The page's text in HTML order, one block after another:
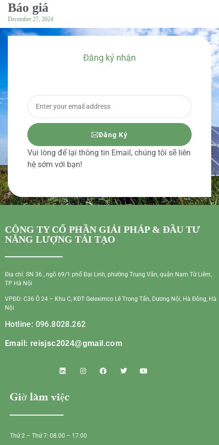
Báo giá
December 27, 2024
Đăng ký nhận
Đăng Ký
Vui lòng để lại thông tin Email, chúng tôi sẽ liên
hệ sớm với bạn!
CÔNG TY CỔ PHẦN GIẢI PHÁP & ĐẦU TƯ
NĂNG LƯỢNG TÁI TẠO
Địa chỉ: SN 36 , ngõ 69/1 phố Đại Linh, phường Trung Văn, quận Nam Từ Liêm,
TP Hà Nội
VPĐD: C36 Ô 24 – Khu C, KĐT Geleximco Lê Trọng Tấn, Dương Nội, Hà Đông, Hà
Nội
Hotline: 096.8028.262
Email: reisjsc2024@gmail.com
Giờ làm việc
Thứ 2 – Thứ 7: 08.00 – 17.00